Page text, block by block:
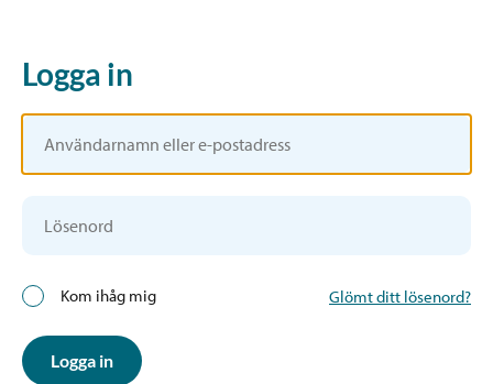
Logga in
Kom ihåg mig Glömt ditt lösenord?
Logga in